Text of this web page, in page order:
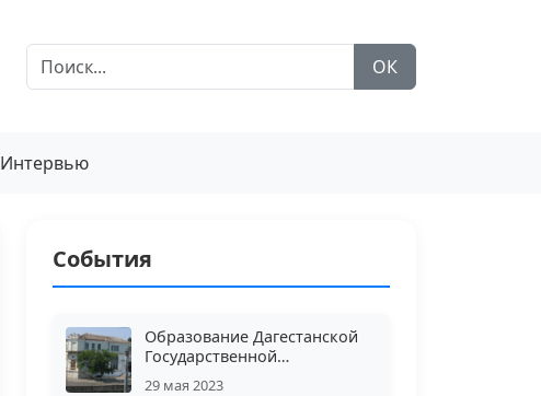
ОК
Интервью
События
Образование Дагестанской
Государственной
филармонии
29 мая 2023